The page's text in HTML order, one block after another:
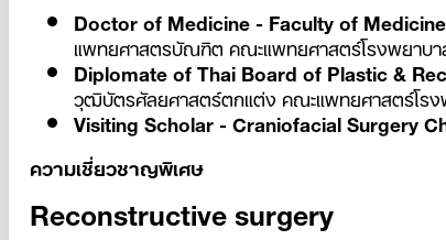
Doctor of Medicine - Faculty of
แพทยศาสตรบัณฑิต คณะแพทยศาสตร์โรงพยาบ
Diplomate of Thai Board of Plastic &
วุฒิบัตรศัลยศาสตร์ตกแต่ง คณะแพทยศาสตร์โร
Visiting Scholar - Craniofacial Surgery
ความเชี่ยวชาญพิเศษ
Reconstructive surgery